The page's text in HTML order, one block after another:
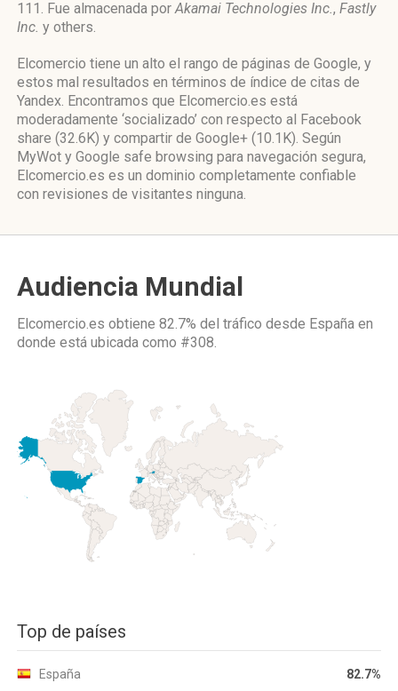
111. Fue almacenada porAkamai Technologies Inc., Fastly
Inc. y others.
Elcomercio tiene un alto el rango de páginas de Google, y
estos mal resultados en términos de índice de citas de
Yandex. Encontramos que Elcomercio.es está
moderadamente ‘socializado’ con respecto al Facebook
share (32.6K) y compartir de Google+ (10.1K). Según
MyWot y Google safe browsing para navegación segura,
Elcomercio.es es un dominio completamente confiable
con revisiones de visitantes ninguna.
Audiencia Mundial
Elcomercio.es obtiene 82.7% del tráfico desde España en
donde está ubicada como #308.
Top de países
España 82.7%